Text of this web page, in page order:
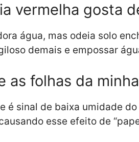
vermelha gosta
água, mas odeia solo
demais e empossar
as folhas da
é sinal de baixa umidade
esse efeito de